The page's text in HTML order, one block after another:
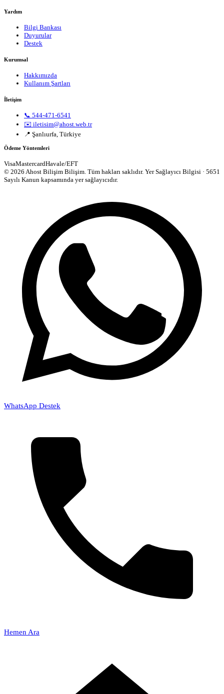
Yardım
Bilgi Bankası
Duyurular
Destek
Kurumsal
Hakkımızda
Kullanım Şartları
İletişim
📞 544-471-6541
✉️ iletisim@ahost.web.tr
📍 Şanlıurfa, Türkiye
Ödeme Yöntemleri
VisaMastercardHavale/EFT
© 2026 Ahost Bilişim Bilişim. Tüm hakları saklıdır. Yer Sağlayıcı Bilgisi · 5651
Sayılı Kanun kapsamında yer sağlayıcıdır.
WhatsApp Destek
Hemen Ara